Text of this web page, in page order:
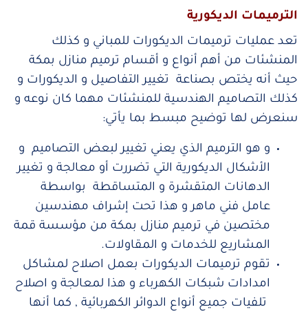
الترميمات الديكورية
تعد عمليات ترميمات الديكورات للمباني و كذلك
المنشئات من أهم أنواع و أقسام ترميم منازل بمكة
حيث أنه يختص بصناعة تغيير التفاصيل و الديكورات و
كذلك التصاميم الهندسية للمنشئات مهما كان نوعه و
سنعرض لها توضيح مبسط بما يأتي:
و هو الترميم الذي يعني تغيير لبعض التصاميم و
الأشكال الديكورية التي تضررت أو معالجة و تغيير
الدهانات المتقشرة و المتساقطة بواسطة
عامل فني ماهر و هذا تحت إشراف مهندسين
مختصين في ترميم منازل بمكة من مؤسسة قمة
المشاريع للخدمات و المقاولات.
تقوم ترميمات الديكورات بعمل اصلاح لمشاكل
امدادات شبكات الكهرباء و هذا لمعالجة و اصلاح
تلفيات جميع أنواع الدوائر الكهربائية , كما أنها